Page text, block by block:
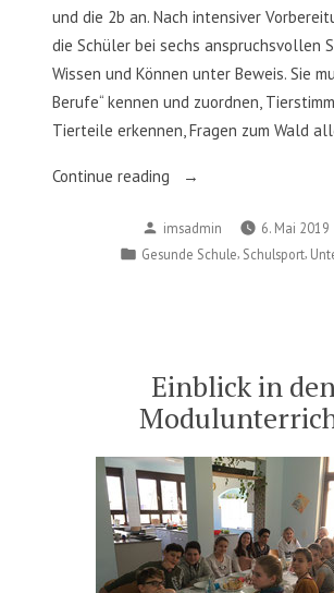
und die 2b an. Nach intensiver
die Schüler bei sechs anspruchsvollen
Wissen und Können unter Beweis. Sie
Berufe“ kennen und zuordnen,
Tierteile erkennen, Fragen zum Wald
Continue reading
„Toller
Platz
der
den
Waldjugendspielen“
Posted
by
imsadmin
6. Mai 2019
Posted
Gesunde Schule Schulsport,
Einblick in